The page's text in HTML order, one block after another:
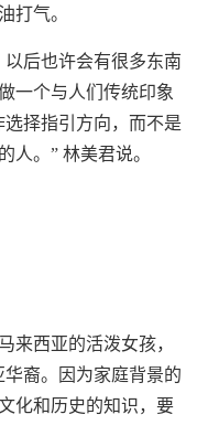
打气。
后也许会有很多东南
一个与人们传统印象
择指引方向，而不是
人。” 林美君说。
来西亚的活泼女孩，
裔。因为家庭背景的
化和历史的知识，要